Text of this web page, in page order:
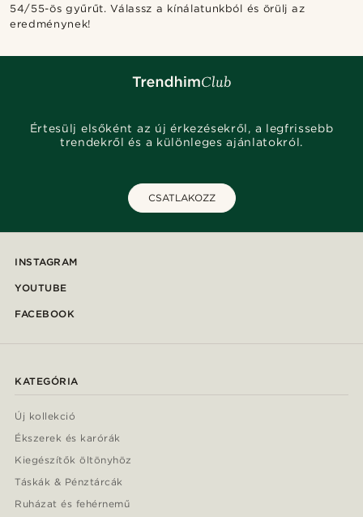
54/55-ös gyűrűt. Válassz a kínálatunkból és örülj az
eredménynek!
Értesülj elsőként az új érkezésekről, a legfrissebb
trendekről és a különleges ajánlatokról.
CSATLAKOZZ
INSTAGRAM
YOUTUBE
FACEBOOK
KATEGÓRIA
Új kollekció
Ékszerek és karórák
Kiegészítők öltönyhöz
Táskák & Pénztárcák
Ruházat és fehérnemű